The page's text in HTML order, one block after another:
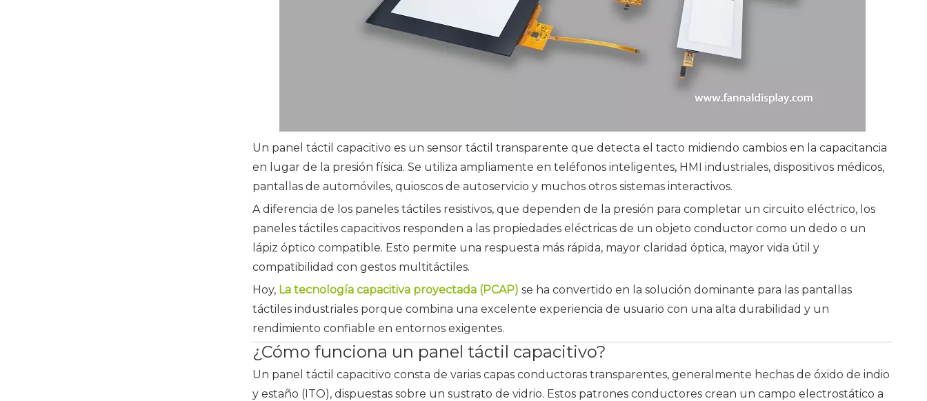
Un panel táctil capacitivo es un sensor táctil transparente que detecta el tacto midiendo cambios en la capacitancia
en lugar de la presión física. Se utiliza ampliamente en teléfonos inteligentes, HMI industriales, dispositivos médicos,
pantallas de automóviles, quioscos de autoservicio y muchos otros sistemas interactivos.
A diferencia de los paneles táctiles resistivos, que dependen de la presión para completar un circuito eléctrico, los
paneles táctiles capacitivos responden a las propiedades eléctricas de un objeto conductor como un dedo o un
lápiz óptico compatible. Esto permite una respuesta más rápida, mayor claridad óptica, mayor vida útil y
compatibilidad con gestos multitáctiles.
Hoy, La tecnología capacitiva proyectada (PCAP) se ha convertido en la solución dominante para las pantallas
táctiles industriales porque combina una excelente experiencia de usuario con una alta durabilidad y un
rendimiento confiable en entornos exigentes.
¿Cómo funciona un panel táctil capacitivo?
Un panel táctil capacitivo consta de varias capas conductoras transparentes, generalmente hechas de óxido de indio
y estaño (ITO), dispuestas sobre un sustrato de vidrio. Estos patrones conductores crean un campo electrostático a